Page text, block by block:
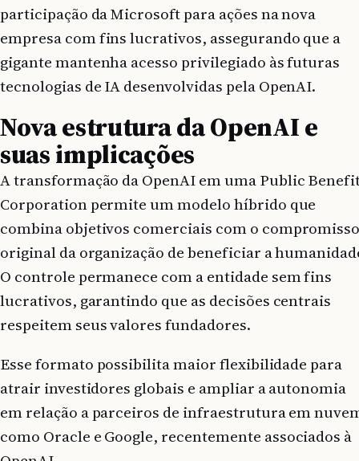
participação da Microsoft para ações na nova
empresa com fins lucrativos, assegurando que a
gigante mantenha acesso privilegiado às futuras
tecnologias de IA desenvolvidas pela OpenAI.
Nova estrutura da OpenAI e
suas implicações
A transformação da OpenAI em uma Public
Corporation permite um modelo híbrido que
combina objetivos comerciais com o
original da organização de beneficiar a
O controle permanece com a entidade sem fins
lucrativos, garantindo que as decisões centrais
respeitem seus valores fundadores.
Esse formato possibilita maior flexibilidade para
atrair investidores globais e ampliar a autonomia
em relação a parceiros de infraestrutura em
como Oracle e Google, recentemente associados à